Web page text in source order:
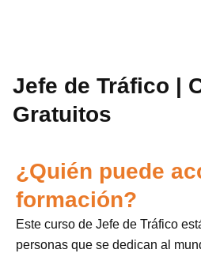
Jefe de Tráfico |
Gratuitos
¿Quién puede
formación?
Este curso de Jefe de Tráfico
personas que se dedican al